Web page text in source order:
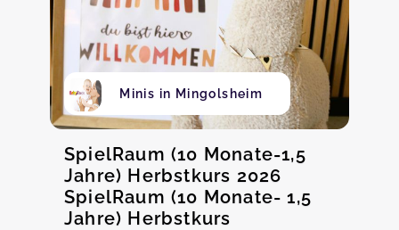
Minis in Mingolsheim
SpielRaum (10 Monate-1,5
Jahre) Herbstkurs 2026
SpielRaum (10 Monate- 1,5
Jahre) Herbstkurs